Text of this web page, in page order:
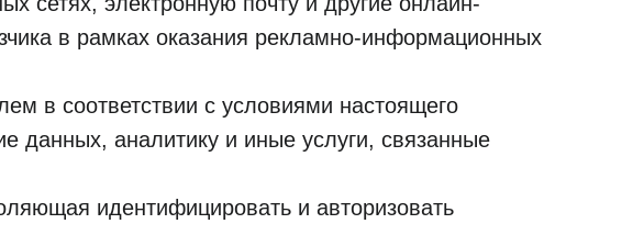
в рамках оказания рекламно-информационных
в соответствии с условиями настоящего
данных, аналитику и иные услуги, связанные
идентифицировать и авторизовать